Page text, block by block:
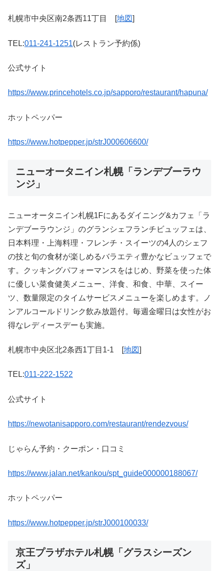
札幌市中央区南2条西11丁目 [地図]
TEL:011-241-1251(レストラン予約係)
公式サイト
https://www.princehotels.co.jp/sapporo/restaurant/hapuna/
ホットペッパー
https://www.hotpepper.jp/strJ000606600/
ニューオータニイン札幌「ランデブーラウ
ンジ」
ニューオータニイン札幌1Fにあるダイニング&カフェ「ラ
ンデブーラウンジ」のグランシェフランチビュッフェは、
日本料理・上海料理・フレンチ・スイーツの4人のシェフ
の技と旬の食材が楽しめるバラエティ豊かなビュッフェで
す。クッキングパフォーマンスをはじめ、野菜を使った体
に優しい菜食健美メニュー、洋食、和食、中華、スイー
ツ、数量限定のタイムサービスメニューを楽しめます。ノ
ンアルコールドリンク飲み放題付。毎週金曜日は女性がお
得なレディースデーも実施。
札幌市中央区北2条西1丁目1-1 [地図]
TEL:011-222-1522
公式サイト
https://newotanisapporo.com/restaurant/rendezvous/
じゃらん予約・クーポン・口コミ
https://www.jalan.net/kankou/spt_guide000000188067/
ホットペッパー
https://www.hotpepper.jp/strJ000100033/
京王プラザホテル札幌「グラスシーズン
ズ」